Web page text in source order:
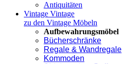
Antiquitäten
Vintage Vintage
zu den Vintage Möbeln
Aufbewahrungsmöbel
Bücherschränke
Regale & Wandregale
Kommoden